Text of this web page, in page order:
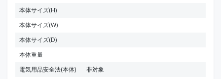
本体サイズ(H)
本体サイズ(W)
本体サイズ(D)
本体重量
電気用品安全法(本体)
非対象